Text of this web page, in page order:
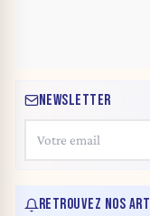
NEWSLETTER
RETROUVEZ NOS